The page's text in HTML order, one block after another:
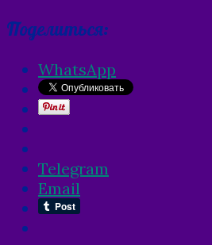
Поделиться:
WhatsApp
Telegram
Email